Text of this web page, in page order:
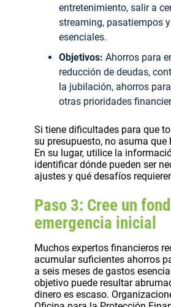
entretenimiento, salir a
streaming, pasatiempos
esenciales.
Objetivos: Ahorros para
reducción de deudas,
la jubilación, ahorros
otras prioridades
Si tiene dificultades para que
su presupuesto, no asuma que
En su lugar, utilice la
identificar dónde pueden ser
ajustes y qué desafíos
Paso 3: Cree un
emergencia inicial
Muchos expertos financieros
acumular suficientes ahorros
a seis meses de gastos
objetivo puede resultar
dinero es escaso.